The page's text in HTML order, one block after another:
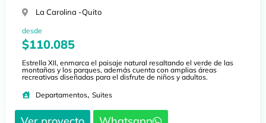
La Carolina -Quito
desde
$110.085
Estrella XII, enmarca el paisaje natural resaltando el verde de las
montañas y los parques, además cuenta con amplias áreas
recreativas diseñadas para el disfrute de niños y adultos.
Departamentos, Suites